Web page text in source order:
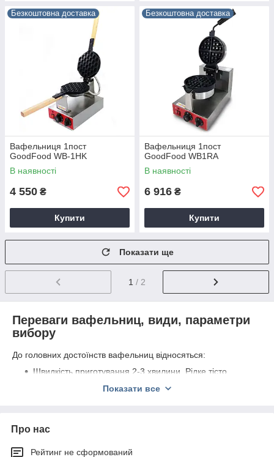
Безкоштовна доставка
Вафельниця 1пост
GoodFood WB-1HK
В наявності
4 550 ₴
Купити
Безкоштовна доставка
Вафельниця 1пост
GoodFood WB1RA
В наявності
6 916 ₴
Купити
Показати ще
1 / 2
Переваги вафельниц, види, параметри
вибору
До головних достоїнств вафельниц відносяться:
Швидкість приготування 2-3 хвилини. Рідке тісто
рівномірно прогрівається з двох сторін жарочными
виготовляти вафлі різних видів і пишності.
Завдяки компактності, невеликим розмірам
Показати все
Про нас
Рейтинг не сформований